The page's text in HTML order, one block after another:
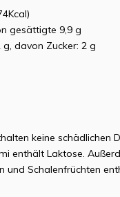
gesättigte 9,9 g
g, davon Zucker: 2 g
keine schädlichen
enthält Laktose.
und Schalenfrüchten